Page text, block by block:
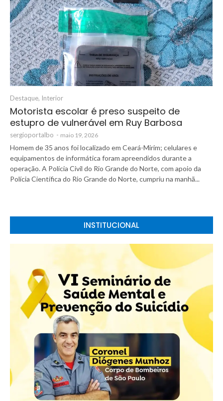
Destaque, Interior
Motorista escolar é preso suspeito de
estupro de vulnerável em Ruy Barbosa
sergioportalbo - maio 19, 2026
Homem de 35 anos foi localizado em Ceará-Mirim; celulares e
equipamentos de informática foram apreendidos durante a
operação. A Polícia Civil do Rio Grande do Norte, com apoio da
Polícia Científica do Rio Grande do Norte, cumpriu na manhã...
INSTITUCIONAL